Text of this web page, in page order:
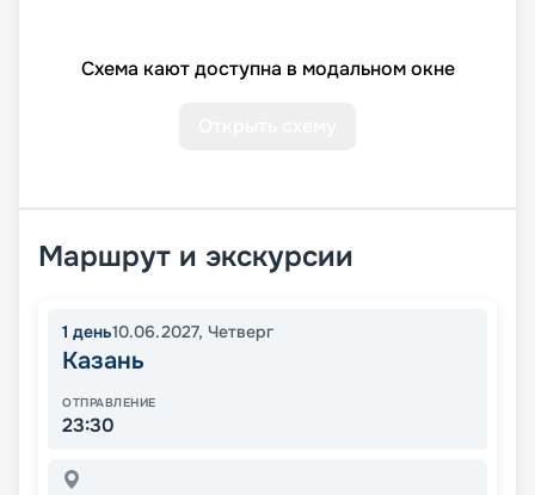
Схема кают доступна в модальном окне
Маршрут и экскурсии
1 день10.06.2027, Четверг
Казань
ОТПРАВЛЕНИЕ
23:30